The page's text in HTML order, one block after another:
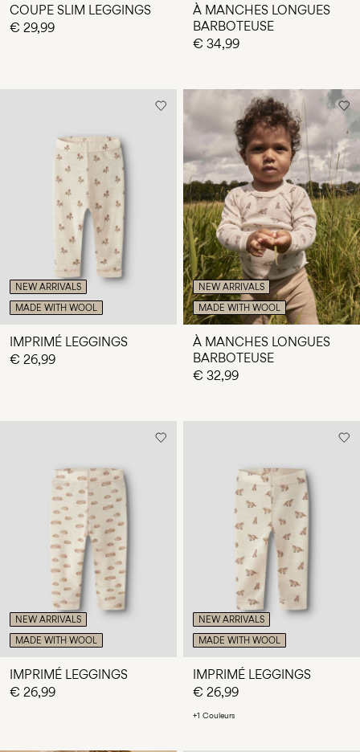
COUPE SLIM LEGGINGS
€ 29,99
À MANCHES LONGUES
BARBOTEUSE
€ 34,99
NEW ARRIVALS
MADE WITH WOOL
IMPRIMÉ LEGGINGS
€ 26,99
NEW ARRIVALS
MADE WITH WOOL
À MANCHES LONGUES
BARBOTEUSE
€ 32,99
NEW ARRIVALS
MADE WITH WOOL
IMPRIMÉ LEGGINGS
€ 26,99
NEW ARRIVALS
MADE WITH WOOL
IMPRIMÉ LEGGINGS
€ 26,99
+1 Couleurs